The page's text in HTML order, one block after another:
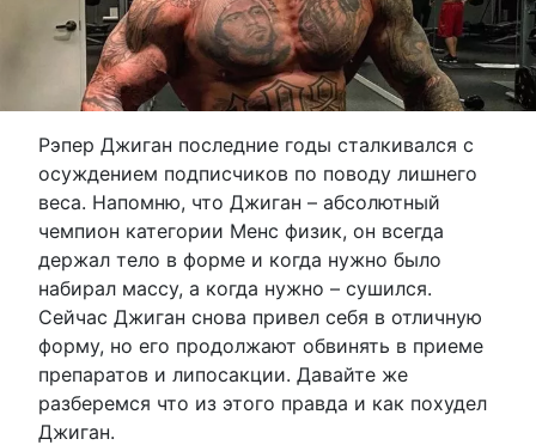
Рэпер Джиган последние годы сталкивался с
осуждением подписчиков по поводу лишнего
веса. Напомню, что Джиган – абсолютный
чемпион категории Менс физик, он всегда
держал тело в форме и когда нужно было
набирал массу, а когда нужно – сушился.
Сейчас Джиган снова привел себя в отличную
форму, но его продолжают обвинять в приеме
препаратов и липосакции. Давайте же
разберемся что из этого правда и как похудел
Джиган.